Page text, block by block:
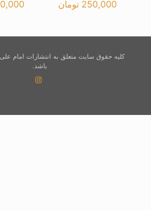
250,000 تومان
کلیه حقوق سایت متعلق به انتشارات امام
باشد.